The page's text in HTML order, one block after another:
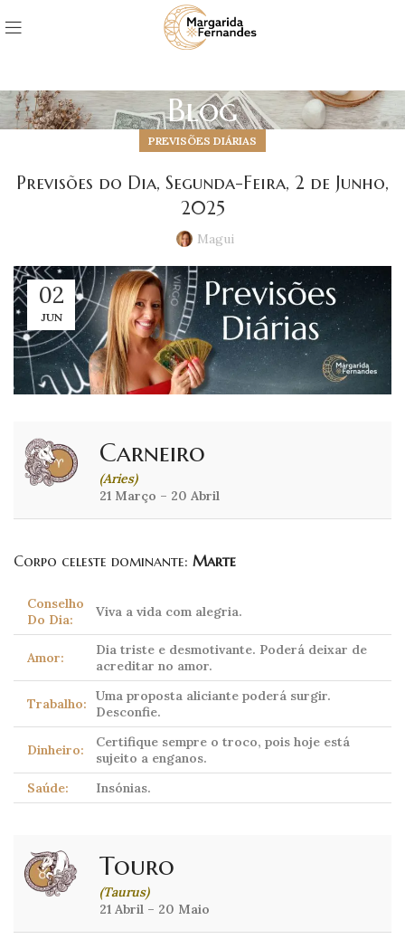
Blog
PREVISÕES DIÁRIAS
Previsões do Dia, Segunda-Feira, 2 de Junho,
2025
Magui
02
JUN
Carneiro
(Aries)
21 Março – 20 Abril
Corpo celeste dominante: Marte
Conselho
Do Dia:
Viva a vida com alegria.
Amor:
Dia triste e desmotivante. Poderá deixar de
acreditar no amor.
Trabalho:
Uma proposta aliciante poderá surgir.
Desconfie.
Dinheiro:
Certifique sempre o troco, pois hoje está
sujeito a enganos.
Saúde:
Insónias.
Touro
(Taurus)
21 Abril – 20 Maio